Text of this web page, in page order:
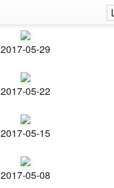
2017-05-29
2017-05-22
2017-05-15
2017-05-08